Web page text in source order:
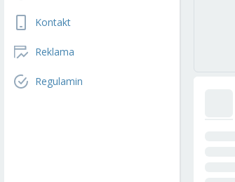
Kontakt
Reklama
Regulamin